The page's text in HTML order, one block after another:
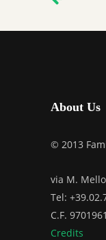
About Us
© 2013
via M.
Tel:
C.F.
Credits